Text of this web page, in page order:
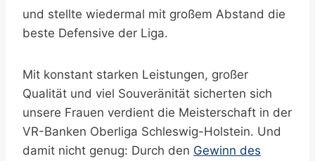
und stellte wiedermal mit großem Abstand die
beste Defensive der Liga.
Mit konstant starken Leistungen, großer
Qualität und viel Souveränität sicherten sich
unsere Frauen verdient die Meisterschaft in der
VR-Banken Oberliga Schleswig-Holstein. Und
damit nicht genug: Durch den Gewinn des